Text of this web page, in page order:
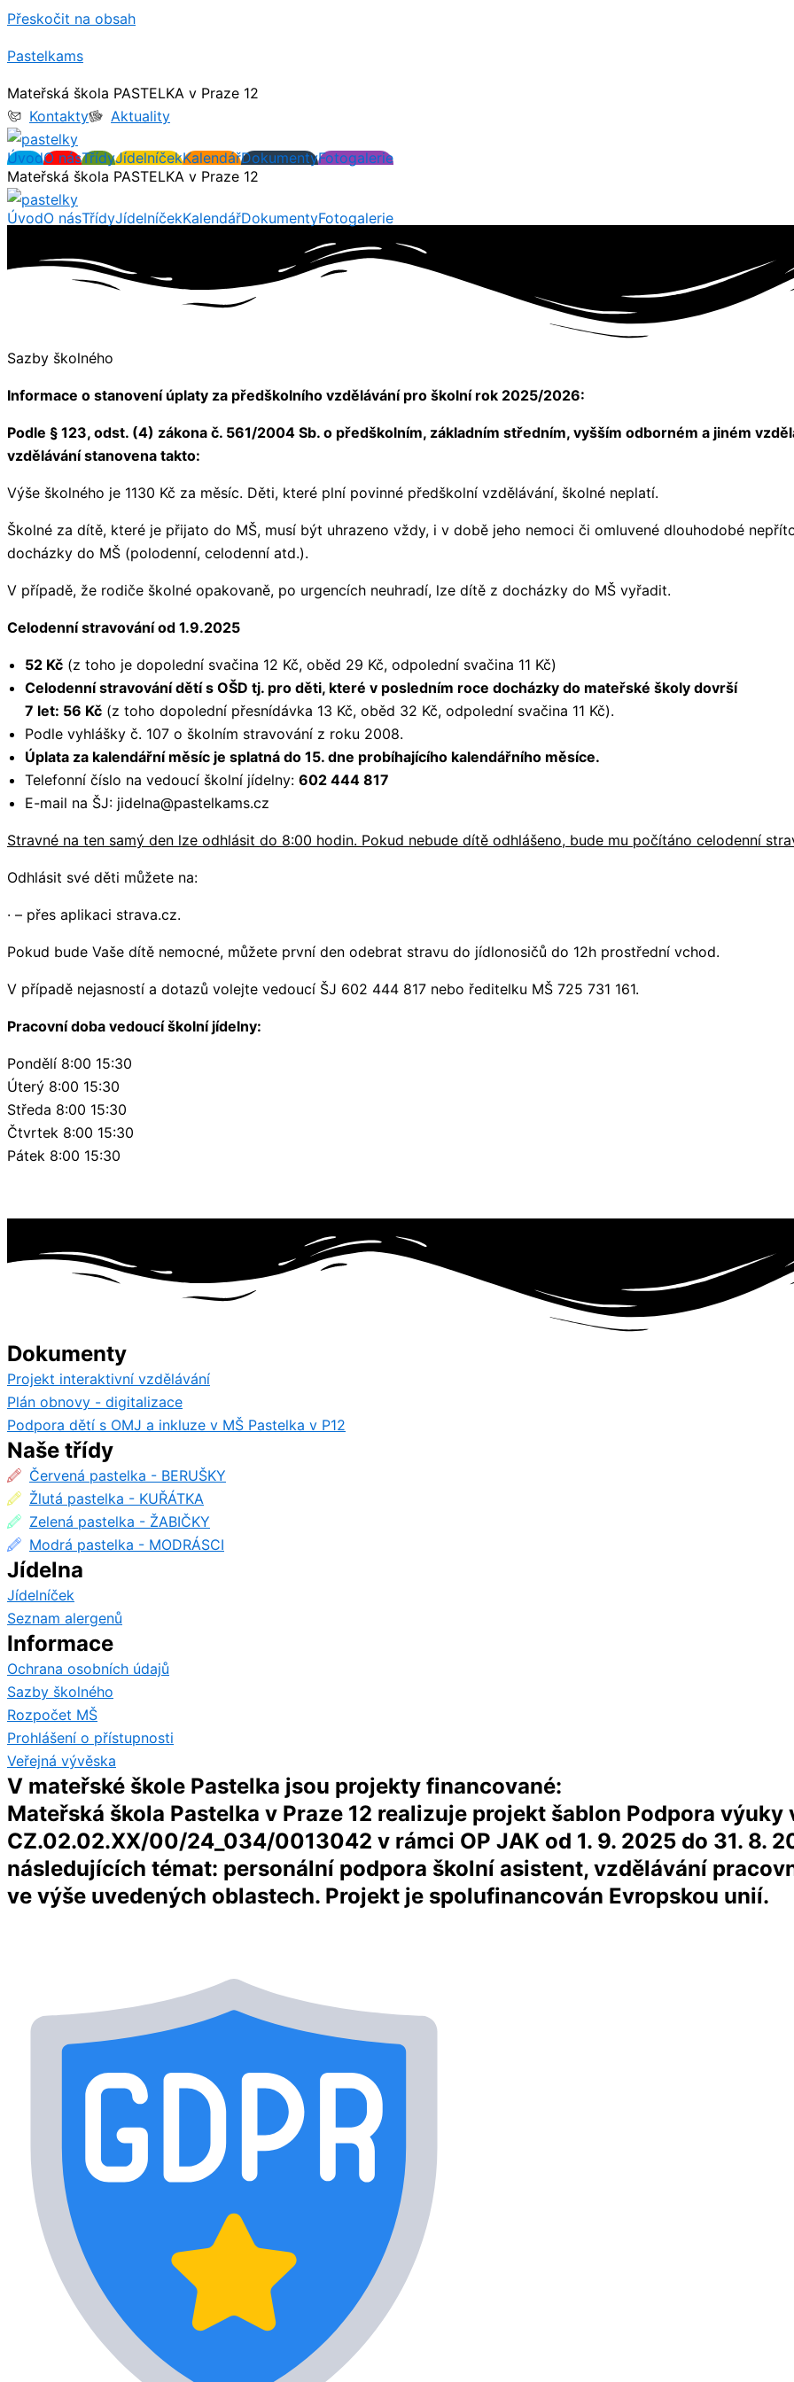
Přeskočit na obsah
Pastelkams
Mateřská škola PASTELKA v Praze 12
Kontakty
Aktuality
ÚvodO násTřídyJídelníčekKalendářDokumentyFotogalerie
Mateřská škola PASTELKA v Praze 12
ÚvodO násTřídyJídelníčekKalendářDokumentyFotogalerie
Sazby školného
Informace o stanovení úplaty za předškolního vzdělávání pro školní rok 2025/2026:
Podle § 123, odst. (4) zákona č. 561/2004 Sb. o předškolním, základním středním, vyšším odborném a jiném
vzdělávání stanovena takto:
Výše školného je 1130 Kč za měsíc. Děti, které plní povinné předškolní vzdělávání, školné neplatí.
Školné za dítě, které je přijato do MŠ, musí být uhrazeno vždy, i v době jeho nemoci či omluvené dlouhodobé
docházky do MŠ (polodenní, celodenní atd.).
V případě, že rodiče školné opakovaně, po urgencích neuhradí, lze dítě z docházky do MŠ vyřadit.
Celodenní stravování od 1.9.2025
52 Kč (z toho je dopolední svačina 12 Kč, oběd 29 Kč, odpolední svačina 11 Kč)
Celodenní stravování dětí s OŠD tj. pro děti, které v posledním roce docházky do mateřské školy dovrší
7 let: 56 Kč (z toho dopolední přesnídávka 13 Kč, oběd 32 Kč, odpolední svačina 11 Kč).
Podle vyhlášky č. 107 o školním stravování z roku 2008.
Úplata za kalendářní měsíc je splatná do 15. dne probíhajícího kalendářního měsíce.
Telefonní číslo na vedoucí školní jídelny: 602 444 817
E-mail na ŠJ: jidelna@pastelkams.cz
Stravné na ten samý den lze odhlásit do 8:00 hodin. Pokud nebude dítě odhlášeno, bude mu počítáno celodenní
Odhlásit své děti můžete na:
· – přes aplikaci strava.cz.
Pokud bude Vaše dítě nemocné, můžete první den odebrat stravu do jídlonosičů do 12h prostřední vchod.
V případě nejasností a dotazů volejte vedoucí ŠJ 602 444 817 nebo ředitelku MŠ 725 731 161.
Pracovní doba vedoucí školní jídelny:
Pondělí 8:00 15:30
Úterý 8:00 15:30
Středa 8:00 15:30
Čtvrtek 8:00 15:30
Pátek 8:00 15:30
Dokumenty
Projekt interaktivní vzdělávání
Plán obnovy - digitalizace
Podpora dětí s OMJ a inkluze v MŠ Pastelka v P12
Naše třídy
Červená pastelka - BERUŠKY
Žlutá pastelka - KUŘÁTKA
Zelená pastelka - ŽABIČKY
Modrá pastelka - MODRÁSCI
Jídelna
Jídelníček
Seznam alergenů
Informace
Ochrana osobních údajů
Sazby školného
Rozpočet MŠ
Prohlášení o přístupnosti
Veřejná vývěska
V mateřské škole Pastelka jsou projekty financované:
Mateřská škola Pastelka v Praze 12 realizuje projekt šablon Podpora
CZ.02.02.XX/00/24_034/0013042 v rámci OP JAK od 1. 9. 2025 do 31. 8.
následujících témat: personální podpora školní asistent, vzdělávání
ve výše uvedených oblastech. Projekt je spolufinancován Evropskou unií.